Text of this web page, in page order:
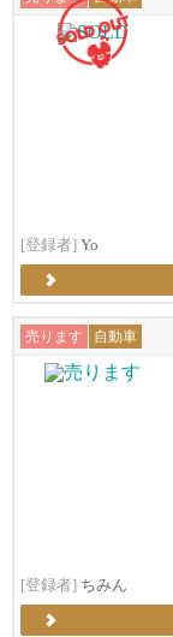
[登録者] Yo
売ります 自動車
[登録者] ちみん